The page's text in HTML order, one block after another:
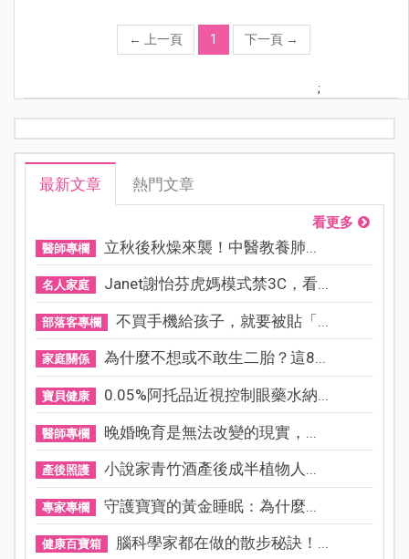
← 上一頁 1 下一頁 →
;
最新文章 熱門文章
看更多
醫師專欄 立秋後秋燥來襲！中醫教養肺...
名人家庭 Janet謝怡芬虎媽模式禁3C，看...
部落客專欄 不買手機給孩子，就要被貼「...
家庭關係 為什麼不想或不敢生二胎？這8...
寶貝健康 0.05%阿托品近視控制眼藥水納...
醫師專欄 晚婚晚育是無法改變的現實，...
產後照護 小說家青竹酒產後成半植物人...
專家專欄 守護寶寶的黃金睡眠：為什麼...
健康百寶箱 腦科學家都在做的散步秘訣！...